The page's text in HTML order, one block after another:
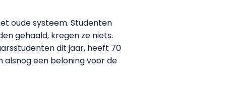
oude systeem. Studenten
gehaald, kregen ze niets.
dit jaar, heeft 70
een beloning voor de